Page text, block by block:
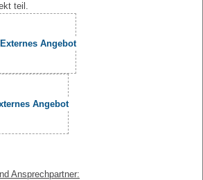
teil.
Ansprechpartner: